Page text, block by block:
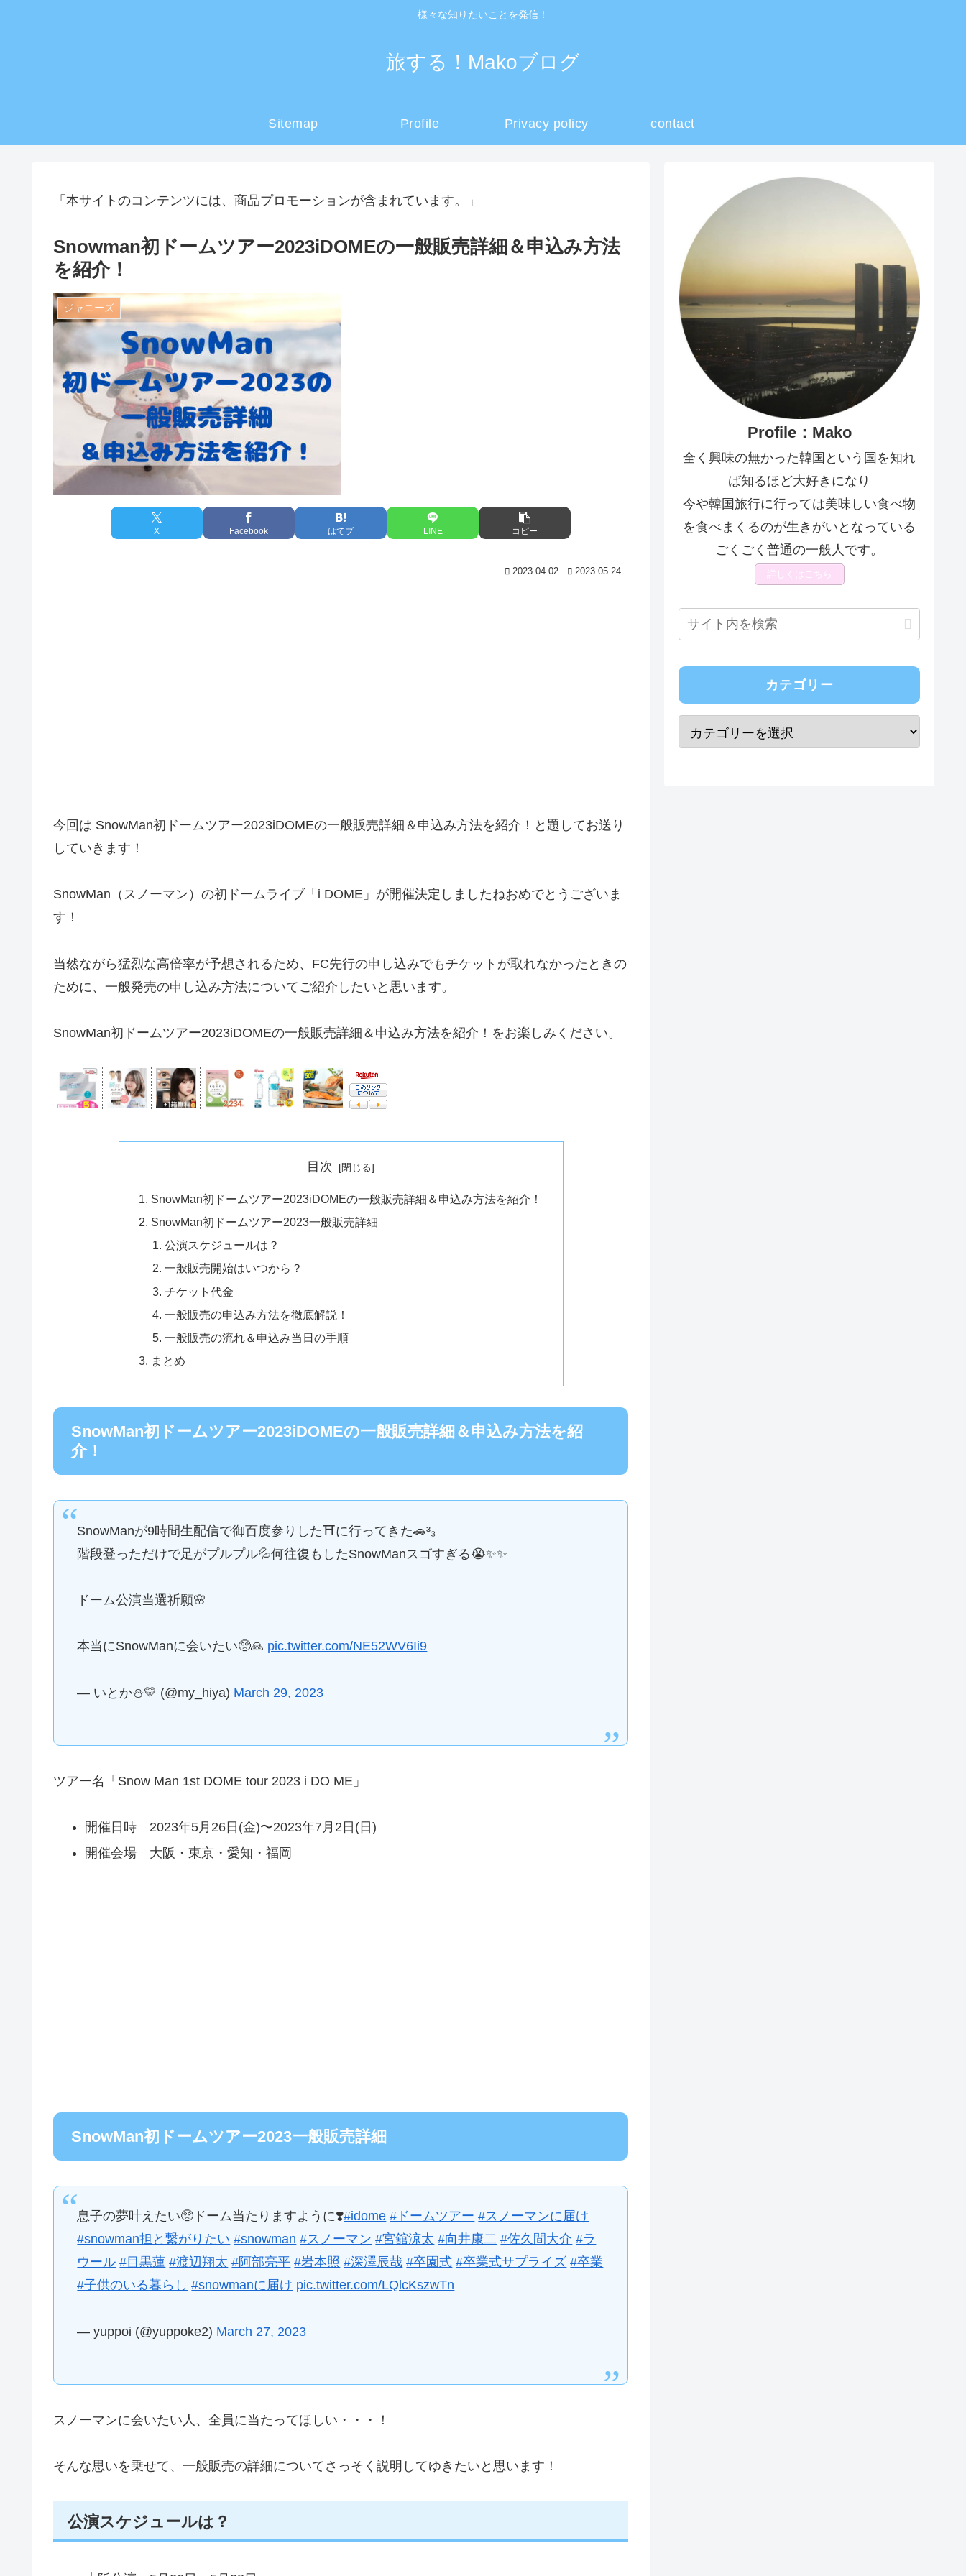
様々な知りたいことを発信！
旅する！Makoブログ
Sitemap Profile Privacy policy contact
「本サイトのコンテンツには、商品プロモーションが含まれています。」
Snowman初ドームツアー2023iDOMEの一般販売詳細＆申込み方法
を紹介！
ジャニーズ
X Facebook はてブ LINE コピー
2023.04.02 2023.05.24
今回は SnowMan初ドームツアー2023iDOMEの一般販売詳細＆申込み方法を紹介！と 題してお送り
していきます！
SnowMan（スノーマン）の初ドームライブ「i DOME」が開催決定しましたねおめでとうございま
す！
当然ながら猛烈な高倍率が予想されるため、FC先行の申し込みでもチケットが取れなかったときの
ために、一般発売の申し込み方法についてご紹介したいと思います。
SnowMan初ドームツアー2023iDOMEの一般販売詳細＆申込み方法を紹介！をお楽しみください。
目次
SnowMan初ドームツアー2023iDOMEの一般販売詳細＆申込み方法を紹介！
SnowMan初ドームツアー2023一般販売詳細
公演スケジュールは？
一般販売開始はいつから？
チケット代金
一般販売の申込み方法を徹底解説！
一般販売の流れ＆申込み当日の手順
まとめ
SnowMan初ドームツアー2023iDOMEの一般販売詳細＆申込み方法を紹
介！
SnowManが9時間生配信で御百度参りした⛩に行ってきた🚗³₃
階段登っただけで足がプルプル💦何往復もしたSnowManスゴすぎる😭✨✨
ドーム公演当選祈願🌸
本当にSnowManに会いたい🥺🙏 pic.twitter.com/NE52WV6Ii9
— いとか⛄️💛 (@my_hiya) March 29, 2023
ツアー名「Snow Man 1st DOME tour 2023 i DO ME」
開催日時 2023年5月26日(金)〜2023年7月2日(日)
開催会場 大阪・東京・愛知・福岡
SnowMan初ドームツアー2023一般販売詳細
息子の夢叶えたい🥺ドーム当たりますように❣️#idome #ドームツアー #スノーマンに届け
#snowman担と繋がりたい #snowman #スノーマン #宮舘涼太 #向井康二 #佐久間大介 #ラ
ウール #目黒蓮 #渡辺翔太 #阿部亮平 #岩本照 #深澤辰哉 #卒園式 #卒業式サプライズ #卒業
#子供のいる暮らし #snowmanに届け pic.twitter.com/LQlcKszwTn
— yuppoi (@yuppoke2) March 27, 2023
スノーマンに会いたい人、全員に当たってほしい・・・！
そんな思いを乗せて、一般販売の詳細についてさっそく説明してゆきたいと思います！
公演スケジュールは？
Profile：Mako
全く興味の無かった韓国という国を知れ
ば知るほど大好きになり
今や韓国旅行に行っては美味しい食べ物
を食べまくるのが生きがいとなっている
ごくごく普通の一般人です。
詳しくはこちら
カテゴリー